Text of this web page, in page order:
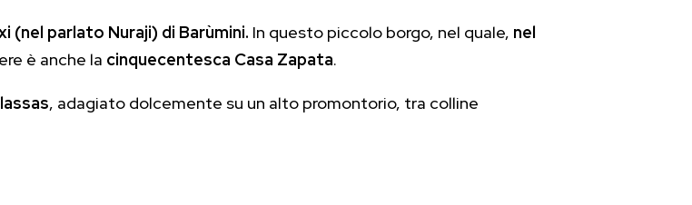
(nel parlato Nuraji) di Barùmini. In questo piccolo borgo, nel quale, nel
è anche la cinquecentesca Casa Zapata.
, adagiato dolcemente su un alto promontorio, tra colline